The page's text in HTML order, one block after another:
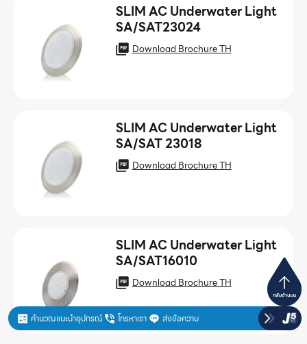
SLIM AC Underwater Light
SA/SAT23024
Download Brochure TH
SLIM AC Underwater Light
SA/SAT 23018
Download Brochure TH
SLIM AC Underwater Light
SA/SAT16010
Download Brochure TH
คำนวณแนะนำอุปกรณ์ โทรหาเรา ส่งข้อความ